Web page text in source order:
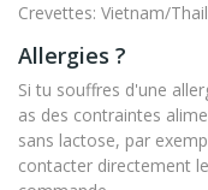
Crevettes: Vietnam/
Allergies ?
Si tu souffres d'une
as des contraintes
sans lactose, par
contacter directement